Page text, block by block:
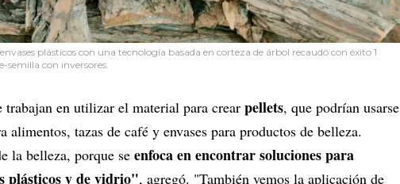
plásticos con una tecnología basada en corteza de árbol recaudó con éxito 1
semilla con inversores.
trabajan en utilizar el material para crear pellets, que podrían usarse
alimentos, tazas de café y envases para productos de belleza.
la belleza, porque se enfoca en encontrar soluciones para
plásticos y de vidrio", agregó. "También vemos la aplicación de